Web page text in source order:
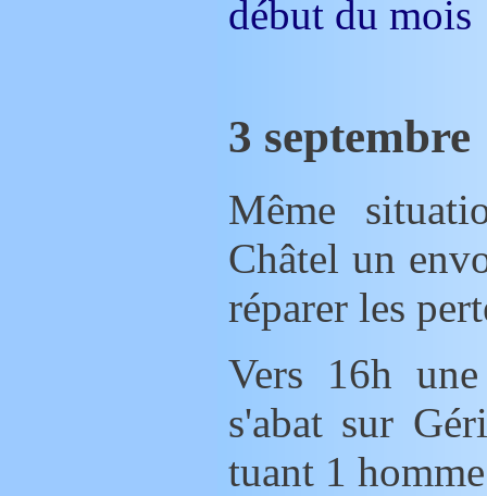
début du mois
3 septembre
Même situation. Le régiment du dépôt de
Châtel un
réparer les
Vers 16h une rafale d'obus lourd allemands
s'abat sur
tuant 1